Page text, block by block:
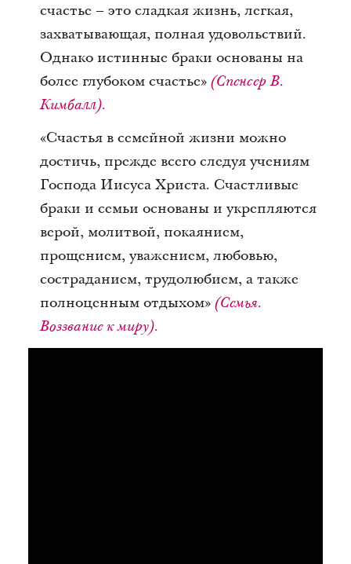
счастье – это сладкая жизнь, легкая,
захватывающая, полная удовольствий.
Однако истинные браки основаны на
более глубоком счастье» (Спенсер В.
Кимбалл).
«Счастья в семейной жизни можно
достичь, прежде всего следуя учениям
Господа Иисуса Христа. Счастливые
браки и семьи основаны и укрепляются
верой, молитвой, покаянием,
прощением, уважением, любовью,
состраданием, трудолюбием, а также
полноценным отдыхом» (Семья.
Воззвание к миру).